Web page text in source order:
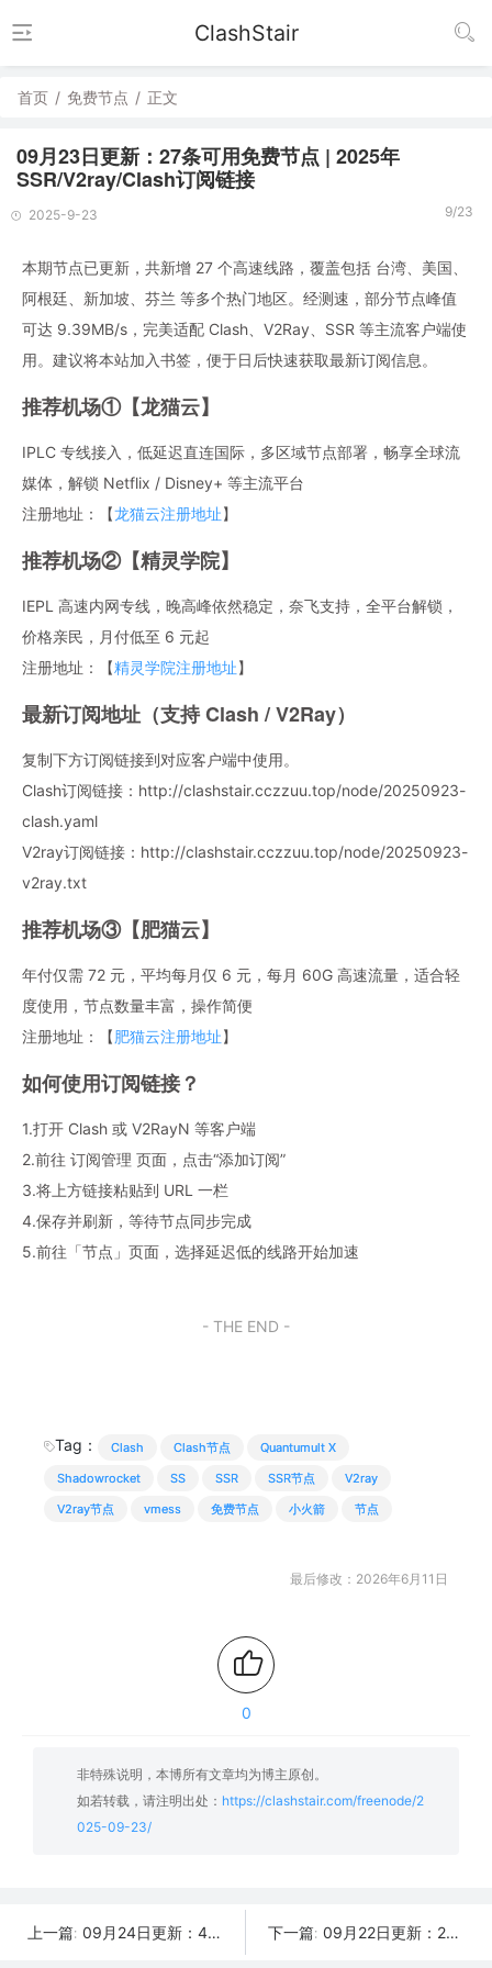
ClashStair
首页 / 免费节点 / 正文
09月23日更新：27条可用免费节点 | 2025年
SSR/V2ray/Clash订阅链接
2025-9-23 9/23
本期节点已更新，共新增 27 个高速线路，覆盖包括 台湾、美国、
阿根廷、新加坡、芬兰 等多个热门地区。经测速，部分节点峰值
可达 9.39MB/s，完美适配 Clash、V2Ray、SSR 等主流客户端使
用。建议将本站加入书签，便于日后快速获取最新订阅信息。
推荐机场①【龙猫云】
IPLC 专线接入，低延迟直连国际，多区域节点部署，畅享全球流
媒体，解锁 Netflix / Disney+ 等主流平台
注册地址：【龙猫云注册地址】
推荐机场②【精灵学院】
IEPL 高速内网专线，晚高峰依然稳定，奈飞支持，全平台解锁，
价格亲民，月付低至 6 元起
注册地址：【精灵学院注册地址】
最新订阅地址（支持 Clash / V2Ray）
复制下方订阅链接到对应客户端中使用。
Clash订阅链接：http://clashstair.cczzuu.top/node/20250923-
clash.yaml
V2ray订阅链接：http://clashstair.cczzuu.top/node/20250923-
v2ray.txt
推荐机场③【肥猫云】
年付仅需 72 元，平均每月仅 6 元，每月 60G 高速流量，适合轻
度使用，节点数量丰富，操作简便
注册地址：【肥猫云注册地址】
如何使用订阅链接？
1.打开 Clash 或 V2RayN 等客户端
2.前往 订阅管理 页面，点击“添加订阅”
3.将上方链接粘贴到 URL 一栏
4.保存并刷新，等待节点同步完成
5.前往「节点」页面，选择延迟低的线路开始加速
- THE END -
Tag： Clash Clash节点
Quantumult X
Shadowrocket
SS SSR SSR节点
V2ray
V2ray节点
vmess 免费节点 小火箭 节点
最后修改：2026年6月11日
0
非特殊说明，本博所有文章均为博主原创。
如若转载，请注明出处： https://clashstair.com/freenode/2
025-09-23/
上一篇: 09月24日更新：46条可用免费节点 | 2025年SSR/V2ray/Clash订阅链接 下一篇: 09月22日更新：28条可用免费节点 | 2025年SSR/V2ray/Clash订阅链接